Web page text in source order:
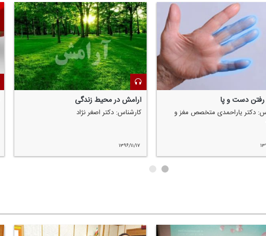
دست و پا
دكتر یاراحمدی متخصص مغز و
آرامش در محیط زندگی
كارشناس: دكتر اصغر نژاد
۱۳۹۶/۱۱/۱۷